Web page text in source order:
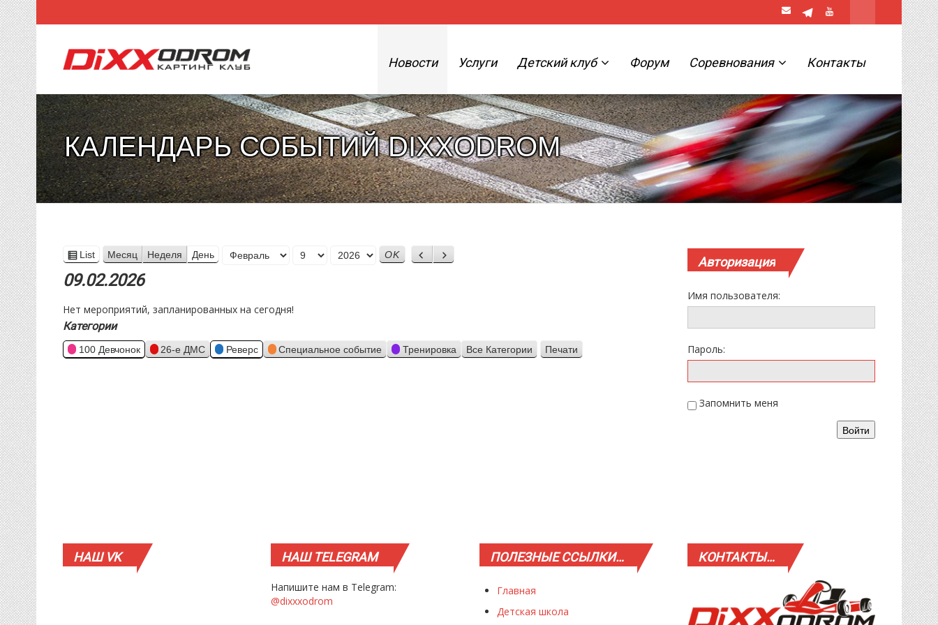
Новости Услуги Детский клуб Форум Соревнования Контакты
КАЛЕНДАРЬ СОБЫТИЙ DIXXODROM
View
as
List Месяц Неделя День
Месяц
Назад
Вперед
09.02.2026
Нет мероприятий, запланированных на сегодня!
Категории
100 Девчонок 26-е ДМС Реверс Специальное событие Тренировка Все Категории Просмотр
Печати
Авторизация
Имя пользователя:
Пароль:
Запомнить меня
Войти
НАШVK НАШTELEGRAM
Напишите нам в Telegram:
@dixxxodrom
ПОЛЕЗНЫЕССЫЛКИ…
Главная
Детская школа
КОНТАКТЫ…